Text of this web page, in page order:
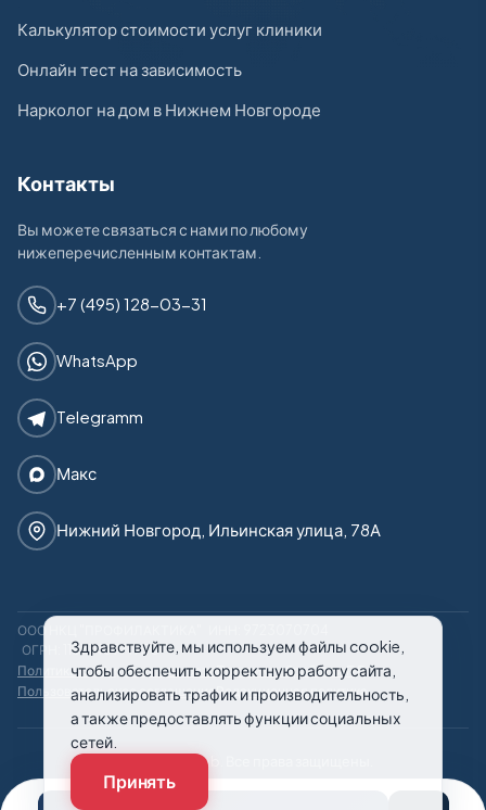
Калькулятор стоимости услуг клиники
Онлайн тест на зависимость
Нарколог на дом в Нижнем Новгороде
Контакты
Вы можете связаться с нами по любому
нижеперечисленным контактам.
+7 (495) 128-03-31
WhatsApp
Telegramm
Макс
Нижний Новгород, Ильинская улица, 78А
ООО НКЦ "ПРОФИЛАКТИКА"
ОГРН: 1187746971950
Политика конфиденциальностиПолитика обработки ПД
Пользовательское соглашениеРедакционная политика
© 2026 21rehab. Все права защищены.
Здравствуйте, мы используем файлы cookie,
чтобы обеспечить корректную работу сайта,
анализировать трафик и производительность,
а также предоставлять функции социальных
сетей.
Принять